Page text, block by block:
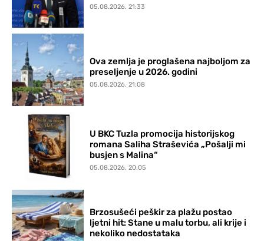
05.08.2026. 21:33
Ova zemlja je proglašena najboljom za
preseljenje u 2026. godini
05.08.2026. 21:08
U BKC Tuzla promocija historijskog
romana Saliha Straševića „Pošalji mi
busjen s Malina“
05.08.2026. 20:05
Brzosušeći peškir za plažu postao
ljetni hit: Stane u malu torbu, ali krije i
nekoliko nedostataka